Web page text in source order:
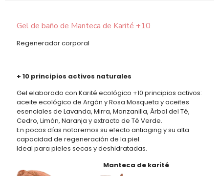
Gel de baño de Manteca de Karité +10
Regenerador corporal
+ 10 principios activos naturales
Gel elaborado con Karité ecológico +10 principios activos:
aceite ecológico de Argán y Rosa Mosqueta y aceites
esenciales de Lavanda, Mirra, Manzanilla, Árbol del Té,
Cedro, Limón, Naranja y extracto de Té Verde.
En pocos días notaremos su efecto antiaging y su alta
capacidad de regeneración de la piel.
Ideal para pieles secas y deshidratadas.
Manteca dekarité